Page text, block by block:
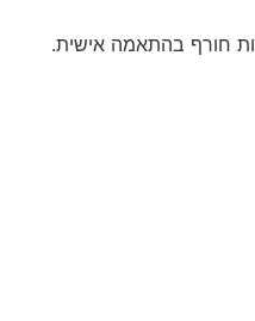
חורף בהתאמה אישית.